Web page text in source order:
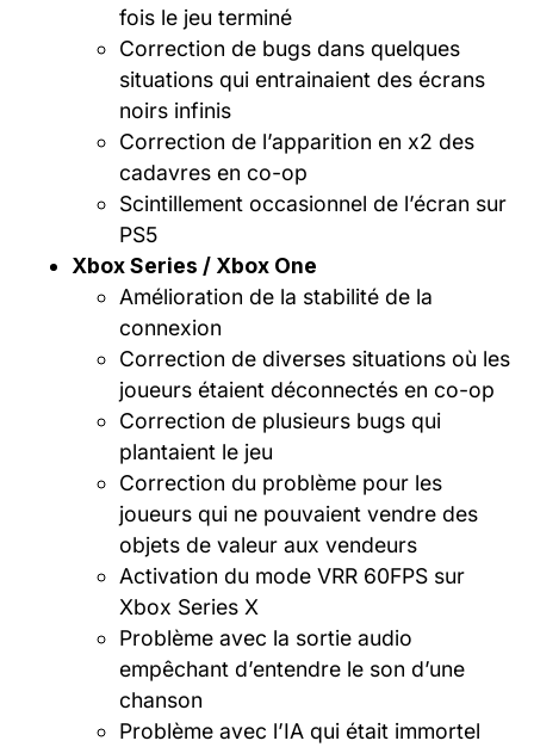
fois le jeu terminé
Correction de bugs dans quelques
situations qui entrainaient des écrans
noirs infinis
Correction de l’apparition en x2 des
cadavres en co-op
Scintillement occasionnel de l’écran sur
PS5
Xbox Series / Xbox One
Amélioration de la stabilité de la
connexion
Correction de diverses situations où les
joueurs étaient déconnectés en co-op
Correction de plusieurs bugs qui
plantaient le jeu
Correction du problème pour les
joueurs qui ne pouvaient vendre des
objets de valeur aux vendeurs
Activation du mode VRR 60FPS sur
Xbox Series X
Problème avec la sortie audio
empêchant d’entendre le son d’une
chanson
Problème avec l’IA qui était immortel